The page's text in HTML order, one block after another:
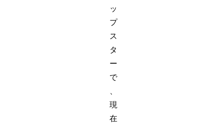
ッ
プ
ス
タ
ー
で
、
現
在